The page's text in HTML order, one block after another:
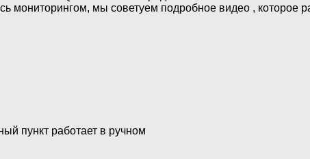
мониторингом, мы советуем подробное видео , которое
пункт работает в ручном